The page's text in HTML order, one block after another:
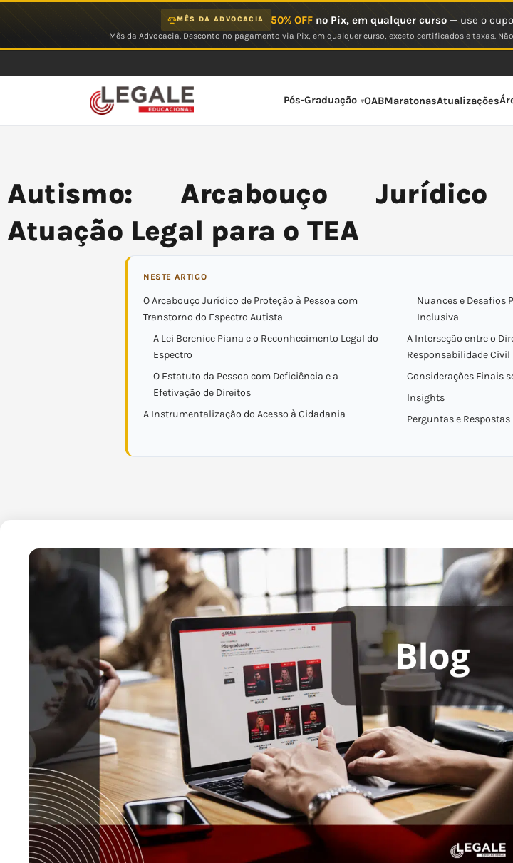
MÊS DA ADVOCACIA 50% OFFno Pix, em qualquer curso— use o
Mês da Advocacia. Desconto no pagamento via Pix, em qualquer curso, exceto certificados e taxas.
Pós-Graduação OABMaratonasAtualizações
Autismo: Arcabouço
Atuação Legal para o TEA
NESTE ARTIGO
O Arcabouço Jurídico de Proteção à Pessoa com
Transtorno do Espectro Autista
A Lei Berenice Piana e o Reconhecimento Legal do
Espectro
O Estatuto da Pessoa com Deficiência e a
Efetivação de Direitos
A Instrumentalização do Acesso à Cidadania
Nuances e Desafios
Inclusiva
A Interseção entre o
Responsabilidade Civil
Considerações Finais
Insights
Perguntas e Respostas